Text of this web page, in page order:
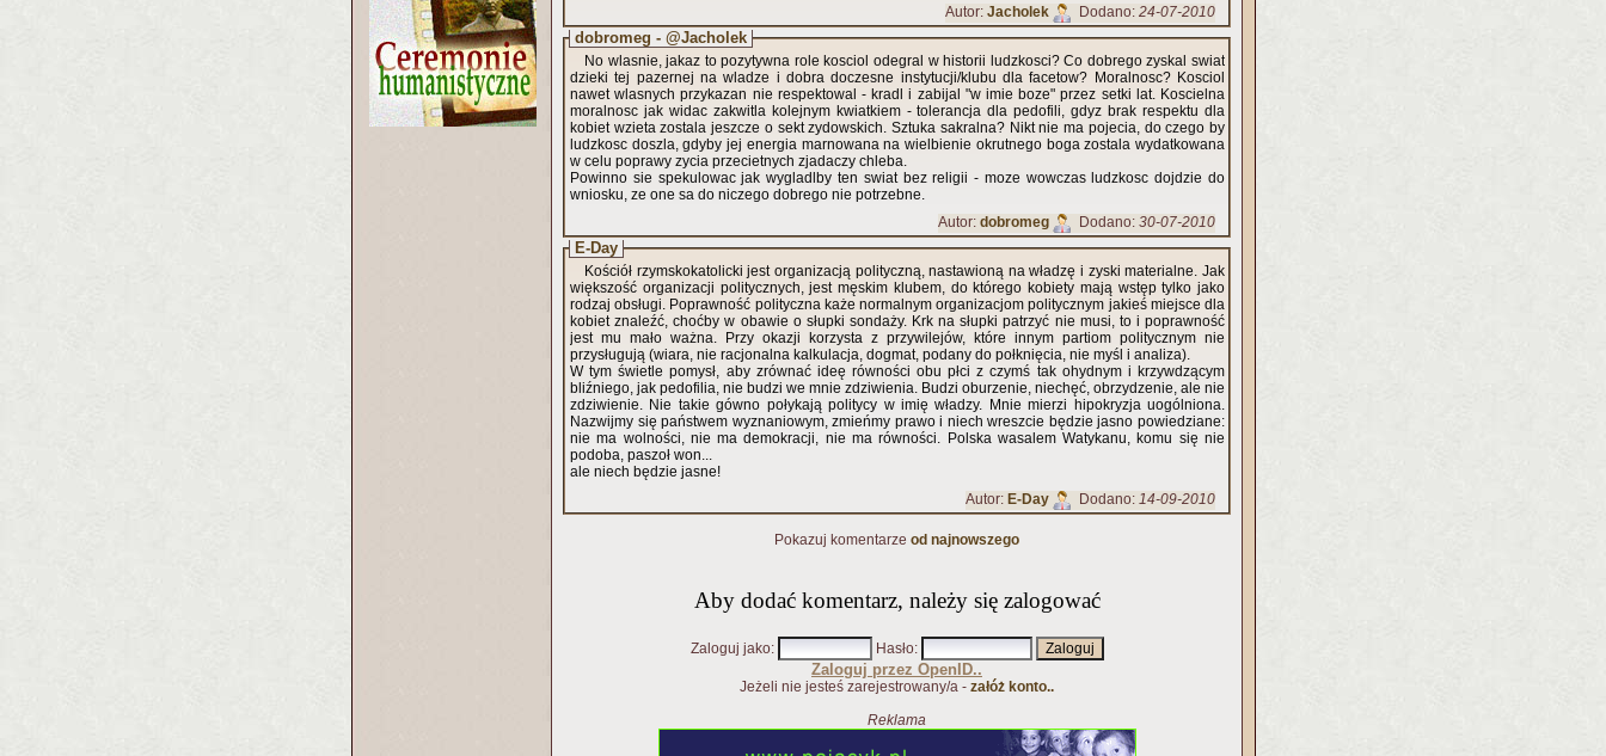
Autor: Jacholek Dodano: 24-07-2010
dobromeg - @Jacholek
No wlasnie, jakaz to pozytywna role kosciol odegral w historii ludzkosci? Co dobrego zyskal swiat
dzieki tej pazernej na wladze i dobra doczesne instytucji/klubu dla facetow? Moralnosc? Kosciol
nawet wlasnych przykazan nie respektowal - kradl i zabijal "w imie boze" przez setki lat. Koscielna
moralnosc jak widac zakwitla kolejnym kwiatkiem - tolerancja dla pedofili, gdyz brak respektu dla
kobiet wzieta zostala jeszcze o sekt zydowskich. Sztuka sakralna? Nikt nie ma pojecia, do czego by
ludzkosc doszla, gdyby jej energia marnowana na wielbienie okrutnego boga zostala wydatkowana
w celu poprawy zycia przecietnych zjadaczy chleba.
Powinno sie spekulowac jak wygladlby ten swiat bez religii - moze wowczas ludzkosc dojdzie do
wniosku, ze one sa do niczego dobrego nie potrzebne.
Autor: dobromeg Dodano: 30-07-2010
E-Day
Kościół rzymskokatolicki jest organizacją polityczną, nastawioną na władzę i zyski materialne. Jak
większość organizacji politycznych, jest męskim klubem, do którego kobiety mają wstęp tylko jako
rodzaj obsługi. Poprawność polityczna każe normalnym organizacjom politycznym jakieś miejsce dla
kobiet znaleźć, choćby w obawie o słupki sondaży. Krk na słupki patrzyć nie musi, to i poprawność
jest mu mało ważna. Przy okazji korzysta z przywilejów, które innym partiom politycznym nie
przysługują (wiara, nie racjonalna kalkulacja, dogmat, podany do połknięcia, nie myśl i analiza).
W tym świetle pomysł, aby zrównać ideę równości obu płci z czymś tak ohydnym i krzywdzącym
bliźniego, jak pedofilia, nie budzi we mnie zdziwienia. Budzi oburzenie, niechęć, obrzydzenie, ale nie
zdziwienie. Nie takie gówno połykają politycy w imię władzy. Mnie mierzi hipokryzja uogólniona.
Nazwijmy się państwem wyznaniowym, zmieńmy prawo i niech wreszcie będzie jasno powiedziane:
nie ma wolności, nie ma demokracji, nie ma równości. Polska wasalem Watykanu, komu się nie
podoba, paszoł won...
ale niech będzie jasne!
Autor: E-Day Dodano: 14-09-2010
Pokazuj komentarze od najnowszego
Aby dodać komentarz, należy się zalogować
Zaloguj jako: Hasło:
Zaloguj przez OpenID..
Jeżeli nie jesteś zarejestrowany/a - załóż konto..
Reklama